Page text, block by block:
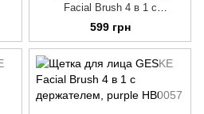
Facial Brush 4 в 1 с
держателем, starlight
599 грн